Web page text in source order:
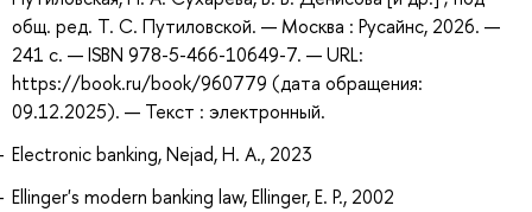
общ. ред. Т. С. Путиловской. — Москва : Русайнс, 2026. —
241 с. — ISBN 978-5-466-10649-7. — URL:
https://book.ru/book/960779 (дата обращения:
09.12.2025). — Текст : электронный.
Electronic banking, Nejad, H. A., 2023
Ellinger's modern banking law, Ellinger, E. P., 2002